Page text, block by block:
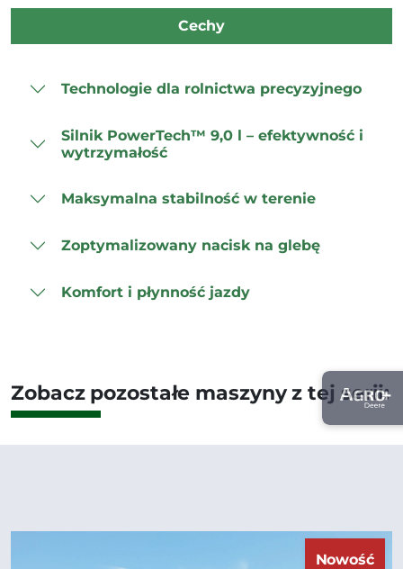
Cechy
Technologie dla rolnictwa precyzyjnego
Silnik PowerTech™ 9,0 l – efektywność i
wytrzymałość
Maksymalna stabilność w terenie
Zoptymalizowany nacisk na glebę
Komfort i płynność jazdy
Zobacz pozostałe maszyny z tej serii:
Nowość